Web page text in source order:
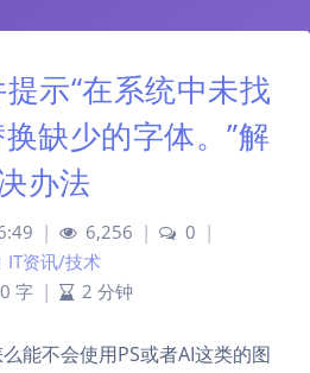
示“在系统中未找
缺少的字体。”解
办法
6,256 0
IT资讯/技术
字
2 分钟
能不会使用PS或者AI这类的图